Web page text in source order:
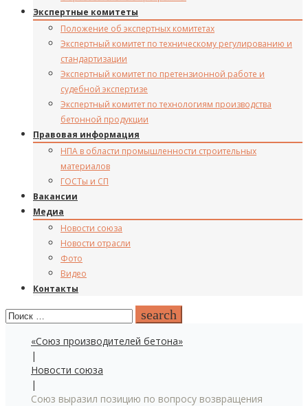
Экспертные комитеты
Положение об экспертных комитетах
Экспертный комитет по техническому регулированию и
стандартизации
Экспертный комитет по претензионной работе и
судебной экспертизе
Экспертный комитет по технологиям производства
бетонной продукции
Правовая информация
НПА в области промышленности строительных
материалов
ГОСТы и СП
Вакансии
Медиа
Новости союза
Новости отрасли
Фото
Видео
Контакты
Поиск: search
«Союз производителей бетона»
|
Новости союза
|
Союз выразил позицию по вопросу возвращения